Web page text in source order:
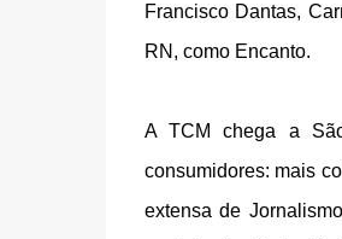
Francisco Dantas,
RN, como Encanto.
A TCM chega a
consumidores: mais
extensa de